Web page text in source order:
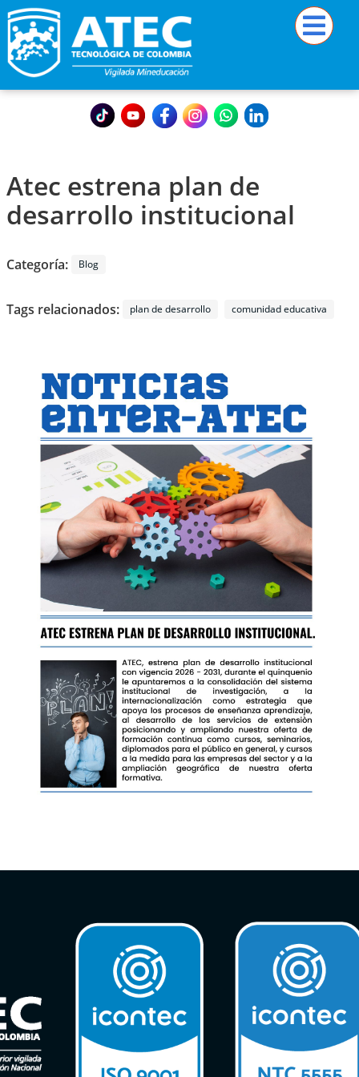
Atec estrena plan de
desarrollo institucional
Categoría: Blog
Tags relacionados: plan de desarrollo comunidad educativa